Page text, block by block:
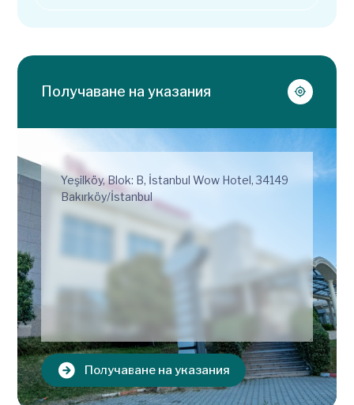
Получаване на указания
Получаване на указания